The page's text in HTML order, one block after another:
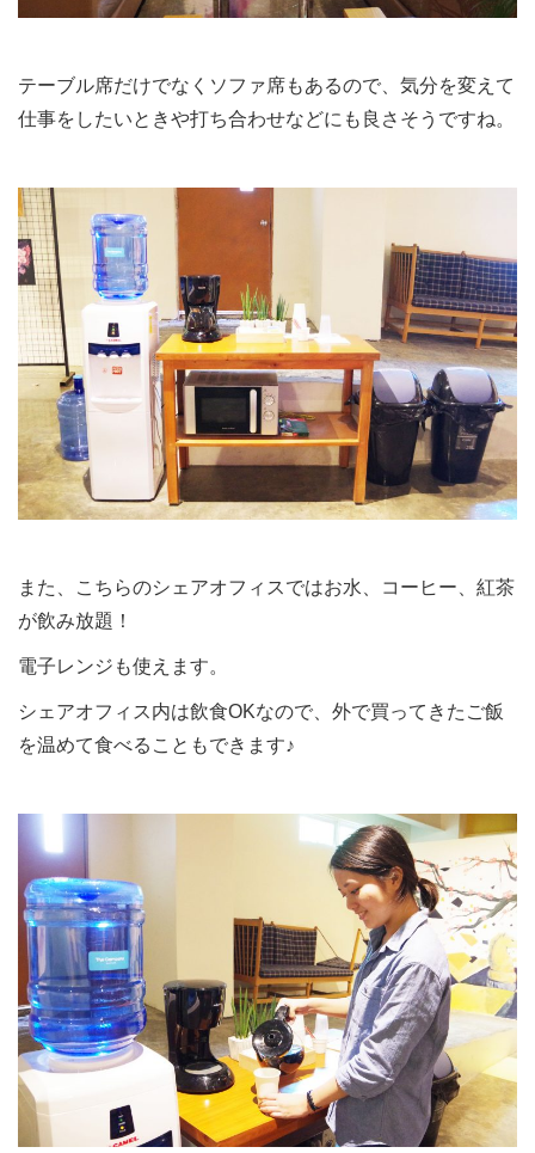
テーブル席だけでなくソファ席もあるので、気分を変えて
仕事をしたいときや打ち合わせなどにも良さそうですね。
また、こちらのシェアオフィスではお水、コーヒー、紅茶
が飲み放題！
電子レンジも使えます。
シェアオフィス内は飲食OKなので、外で買ってきたご飯
を温めて食べることもできます♪